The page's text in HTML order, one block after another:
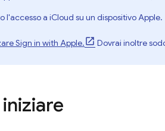
l'accesso a iCloud su un dispositivo Apple.
Sign in with Apple.
Dovrai inoltre